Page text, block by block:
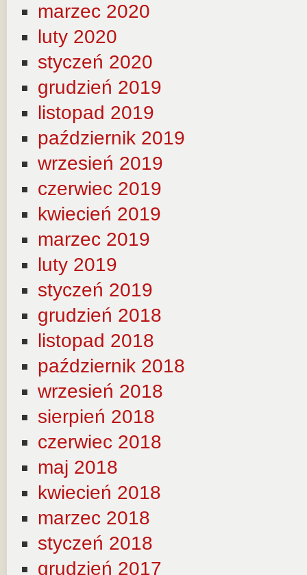
marzec 2020
luty 2020
styczeń 2020
grudzień 2019
listopad 2019
październik 2019
wrzesień 2019
czerwiec 2019
kwiecień 2019
marzec 2019
luty 2019
styczeń 2019
grudzień 2018
listopad 2018
październik 2018
wrzesień 2018
sierpień 2018
czerwiec 2018
maj 2018
kwiecień 2018
marzec 2018
styczeń 2018
grudzień 2017